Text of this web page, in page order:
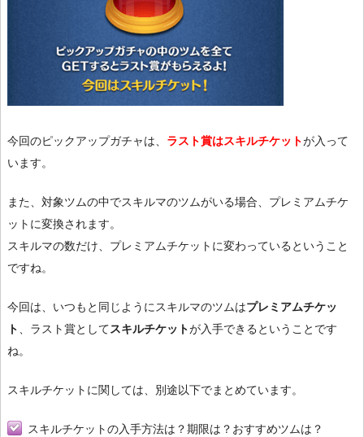
今回のピックアップガチャは、 ラスト賞はスキルチケットが入って
います。
また、対象ツムの中でスキルマのツムがいる場合、プレミアムチケ
ットに変換されます。
スキルマの数だけ、プレミアムチケットに変わっているということ
ですね。
今回は、いつもと同じようにスキルマのツムはプレミアムチケッ
ト
、ラスト賞としてスキルチケットが入手できるということです
ね。
スキルチケットに関しては、別途以下でまとめています。
スキルチケットの入手方法は？期限は？おすすめツムは？